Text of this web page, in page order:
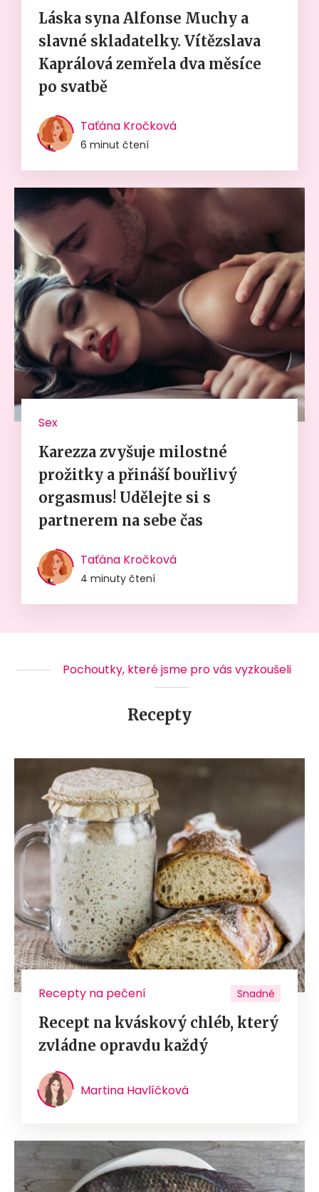
Láska syna Alfonse Muchy a
slavné skladatelky. Vítězslava
Kaprálová zemřela dva měsíce
po svatbě
Taťána Kročková
6 minut čtení
Sex
Karezza zvyšuje milostné
prožitky a přináší bouřlivý
orgasmus! Udělejte si s
partnerem na sebe čas
Taťána Kročková
4 minuty čtení
Pochoutky, které jsme pro vás vyzkoušeli
Recepty
Recepty na pečení Snadné
Recept na kváskový chléb, který
zvládne opravdu každý
Martina Havlíčková